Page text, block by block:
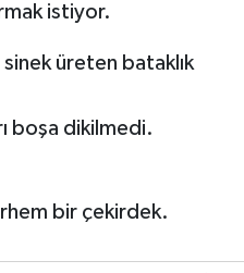
istiyor.
üreten bataklık
boşa dikilmedi.
bir çekirdek.